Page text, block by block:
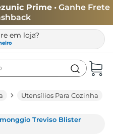
Prime • Ganhe Frete
em loja?
Utensílios Para Cozinha
Treviso Blister